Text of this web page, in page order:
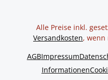
Alle Preise inkl.
Versandkosten, wenn
AGBImpressum
Informationen